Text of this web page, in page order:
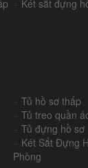
Két sắt đựng
+Tủ hồ sơ thấp
+Tủ treo quần
+Tủ đựng hồ sơ
Két Sắt Đựng
Phòng